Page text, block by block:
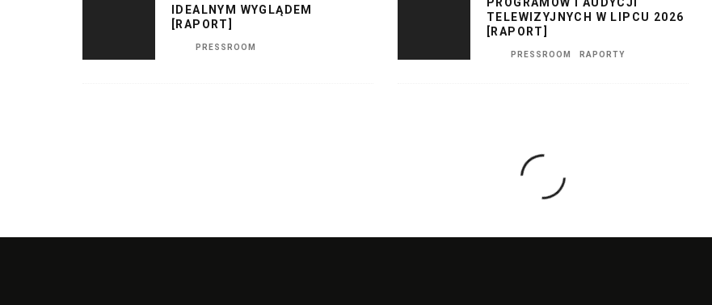
IDEALNYM WYGLĄDEM
[RAPORT]
PRESSROOM
TELEWIZYJNYCH W LIPCU 2026
[RAPORT]
PRESSROOM RAPORTY